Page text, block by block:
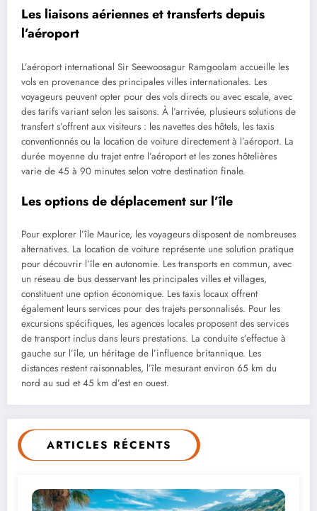
Les liaisons aériennes et transferts depuis
l’aéroport
L’aéroport international Sir Seewoosagur Ramgoolam accueille les
vols en provenance des principales villes internationales. Les
voyageurs peuvent opter pour des vols directs ou avec escale, avec
des tarifs variant selon les saisons. À l’arrivée, plusieurs solutions de
transfert s’offrent aux visiteurs : les navettes des hôtels, les taxis
conventionnés ou la location de voiture directement à l’aéroport. La
durée moyenne du trajet entre l’aéroport et les zones hôtelières
varie de 45 à 90 minutes selon votre destination finale.
Les options de déplacement sur l’île
Pour explorer l’île Maurice, les voyageurs disposent de nombreuses
alternatives. La location de voiture représente une solution pratique
pour découvrir l’île en autonomie. Les transports en commun, avec
un réseau de bus desservant les principales villes et villages,
constituent une option économique. Les taxis locaux offrent
également leurs services pour des trajets personnalisés. Pour les
excursions spécifiques, les agences locales proposent des services
de transport inclus dans leurs prestations. La conduite s’effectue à
gauche sur l’île, un héritage de l’influence britannique. Les
distances restent raisonnables, l’île mesurant environ 65 km du
nord au sud et 45 km d’est en ouest.
ARTICLES RÉCENTS